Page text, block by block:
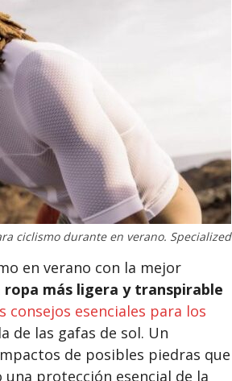
ciclismo durante en verano. Specialized
en verano con la mejor
ropa más ligera y transpirable
consejos esenciales para los
de las gafas de sol. Un
de posibles piedras que
protección esencial de la